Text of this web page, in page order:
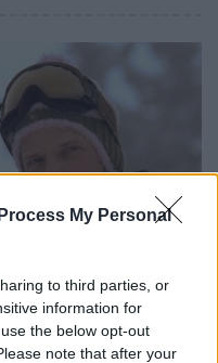
My Personal
to third parties, or
information for
the below opt-out
note that after your
hogy a kapcsolatuk
mentes, pusztán
ígérni valamit, és